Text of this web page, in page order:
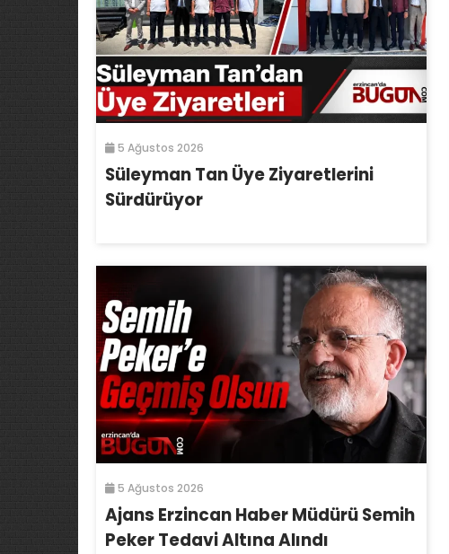
5 Ağustos 2026
Süleyman Tan Üye Ziyaretlerini
Sürdürüyor
5 Ağustos 2026
Ajans Erzincan Haber Müdürü Semih
Peker Tedavi Altına Alındı